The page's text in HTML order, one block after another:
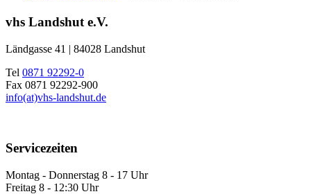
vhs Landshut e.V.
Ländgasse 41 | 84028 Landshut
Tel 0871 92292-0
Fax 0871 92292-900
info(at)vhs-landshut.de
Servicezeiten
Montag - Donnerstag 8 - 17 Uhr
Freitag 8 - 12:30 Uhr